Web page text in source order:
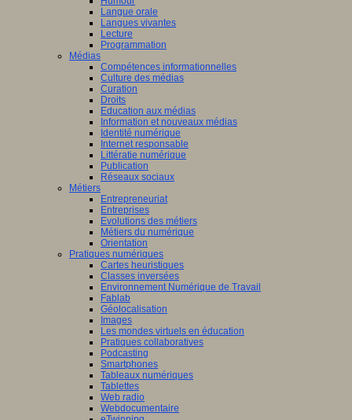
Langue orale
Langues vivantes
Lecture
Programmation
Médias
Compétences informationnelles
Culture des médias
Curation
Droits
Education aux médias
Information et nouveaux médias
Identité numérique
Internet responsable
Littératie numérique
Publication
Réseaux sociaux
Métiers
Entrepreneuriat
Entreprises
Evolutions des métiers
Métiers du numérique
Orientation
Pratiques numériques
Cartes heuristiques
Classes inversées
Environnement Numérique de Travail
Fablab
Géolocalisation
Images
Les mondes virtuels en éducation
Pratiques collaboratives
Podcasting
Smartphones
Tableaux numériques
Tablettes
Web radio
Webdocumentaire